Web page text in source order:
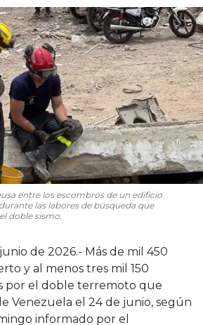
entre los escombros de un edificio
las labores de búsqueda que
doble sismo.
de 2026.- Más de mil 450
y al menos tres mil 150
por el doble terremoto que
Venezuela el 24 de junio, según
informado por el